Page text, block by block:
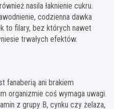
nasila łaknienie cukru.
codzienna dawka
to filary, bez których nawet
trwałych efektów.
fanaberią ani brakiem
organizmie coś wymaga uwagi.
z grupy B, cynku czy żelaza,